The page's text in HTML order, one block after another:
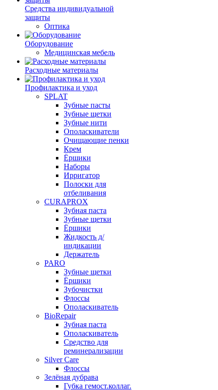
Средства индивидуальной
защиты
Оптика
Оборудование
Медицинская мебель
Расходные материалы
Профилактика и уход
SPLAT
Зубные пасты
Зубные щетки
Зубные нити
Ополаскиватели
Очищающие пенки
Крем
Ёршики
Наборы
Ирригатор
Полоски для
отбеливания
CURAPROX
Зубная паста
Зубные щетки
Ёршики
Жидкость д/
индикации
Держатель
PARO
Зубные щетки
Ёршики
Зубочистки
Флоссы
Ополаскиватель
BioRepair
Зубная паста
Ополаскиватель
Средство для
реминерализации
Silver Care
Флоссы
Зелёная дубрава
Губка гемост.коллаг.